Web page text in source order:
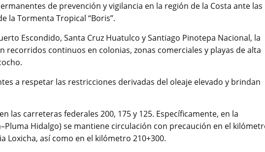
de prevención y vigilancia en la región de la Costa ante las
la Tormenta Tropical “Boris”.
Escondido, Santa Cruz Huatulco y Santiago Pinotepa Nacional, la
recorridos continuos en colonias, zonas comerciales y playas de alta
a respetar las restricciones derivadas del oleaje elevado y brindan
las carreteras federales 200, 175 y 125. Específicamente, en la
Hidalgo) se mantiene circulación con precaución en el
Loxicha, así como en el kilómetro 210+300.